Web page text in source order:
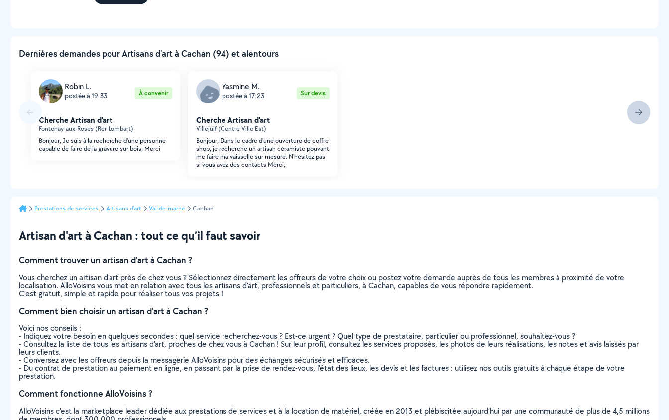
Dernières demandes pour Artisans d'art à Cachan (94) et alentours
Robin L.
postée à 19:33 À convenir
Cherche Artisan d'art
Fontenay-aux-Roses (Rer-Lombart)
Bonjour, Je suis à la recherche d'une personne
capable de faire de la gravure sur bois, Merci
Yasmine M.
postée à 17:23 Sur devis
Cherche Artisan d'art
Villejuif (Centre Ville Est)
Bonjour, Dans le cadre d'une ouverture de coffre
shop, je recherche un artisan céramiste pouvant
me faire ma vaisselle sur mesure. N'hésitez pas
si vous avez des contacts Merci,
Prestations de services Artisans d'art Val-de-marne Cachan
Artisan d'art à Cachan : tout ce qu’il faut savoir
Comment trouver un artisan d'art à Cachan ?
Vous cherchez un artisan d'art près de chez vous ? Sélectionnez directement les offreurs de votre choix ou postez votre demande auprès de tous les membres à proximité de votre
localisation. AlloVoisins vous met en relation avec tous les artisans d'art, professionnels et particuliers, à Cachan, capables de vous répondre rapidement.
C’est gratuit, simple et rapide pour réaliser tous vos projets !
Comment bien choisir un artisan d'art à Cachan ?
Voici nos conseils :
- Indiquez votre besoin en quelques secondes : quel service recherchez-vous ? Est-ce urgent ? Quel type de prestataire, particulier ou professionnel, souhaitez-vous ?
- Consultez la liste de tous les artisans d'art, proches de chez vous à Cachan ! Sur leur profil, consultez les services proposés, les photos de leurs réalisations, les notes et avis laissés par
leurs clients.
- Conversez avec les offreurs depuis la messagerie AlloVoisins pour des échanges sécurisés et efficaces.
- Du contrat de prestation au paiement en ligne, en passant par la prise de rendez-vous, l’état des lieux, les devis et les factures : utilisez nos outils gratuits à chaque étape de votre
prestation.
Comment fonctionne AlloVoisins ?
AlloVoisins c’est la marketplace leader dédiée aux prestations de services et à la location de matériel, créée en 2013 et plébiscitée aujourd’hui par une communauté de plus de 4,5 millions